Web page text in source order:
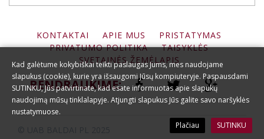
KONTAKTAI APIE MUS
PRISTATYMAS
PRIVATUMO POLITIKA
TAISYKLĖS
SVETAINĖS ŽEMĖLAPIS
BENDRAUKIME:
Kad galėtume kokybiškai teikti paslaugas Jums, mes naudojame
slapukus (cookie), kurie yra išsaugomi Jūsų kompiuteryje. Paspausdami
SUTINKU, Jūs patvirtinate, kad esate informuotas apie slapukų
naudojimą mūsų tinklalapyje. Atjungti slapukus Jūs galite savo naršyklės
nustatymuose.
SUTINKU
Plačiau